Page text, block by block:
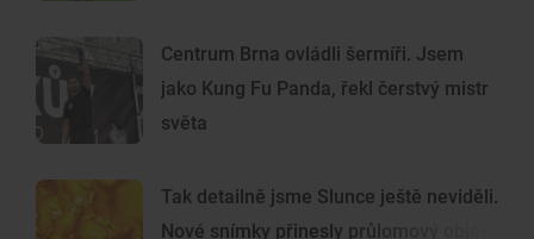
Centrum Brna ovládli šermíři. Jsem
jako Kung Fu Panda, řekl čerstvý mistr
světa
Tak detailně jsme Slunce ještě neviděli.
Nové snímky přinesly průlomový objev